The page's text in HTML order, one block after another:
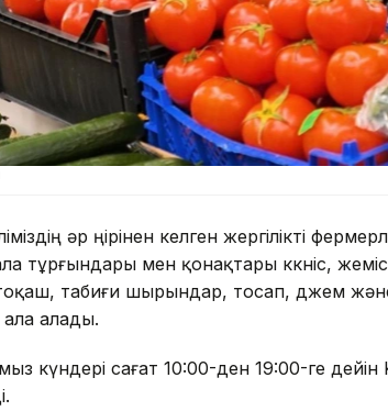
әр өңірінен келген жергілікті
тұрғындары мен қонақтары көкөніс,
тоқаш, табиғи шырындар, тосап, джем
алады.
күндері сағат 10:00-ден 19:00-ге